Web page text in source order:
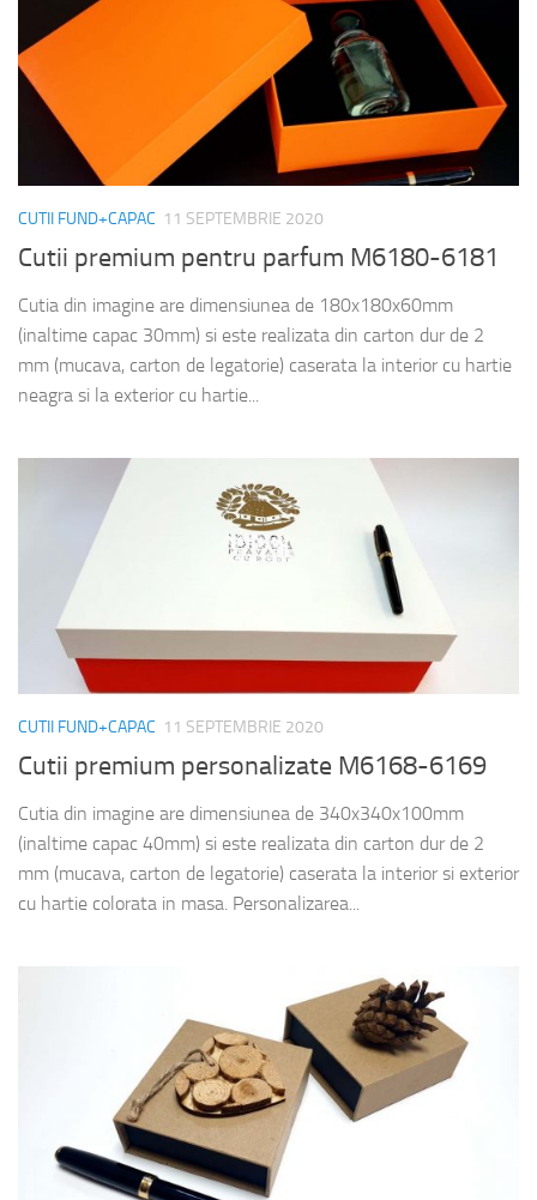
CUTII FUND+CAPAC 11 SEPTEMBRIE 2020
Cutii premium pentru parfum M6180-6181
Cutia din imagine are dimensiunea de 180x180x60mm
(inaltime capac 30mm) si este realizata din carton dur de 2
mm (mucava, carton de legatorie) caserata la interior cu hartie
neagra si la exterior cu hartie...
CUTII FUND+CAPAC 11 SEPTEMBRIE 2020
Cutii premium personalizate M6168-6169
Cutia din imagine are dimensiunea de 340x340x100mm
(inaltime capac 40mm) si este realizata din carton dur de 2
mm (mucava, carton de legatorie) caserata la interior si exterior
cu hartie colorata in masa. Personalizarea...